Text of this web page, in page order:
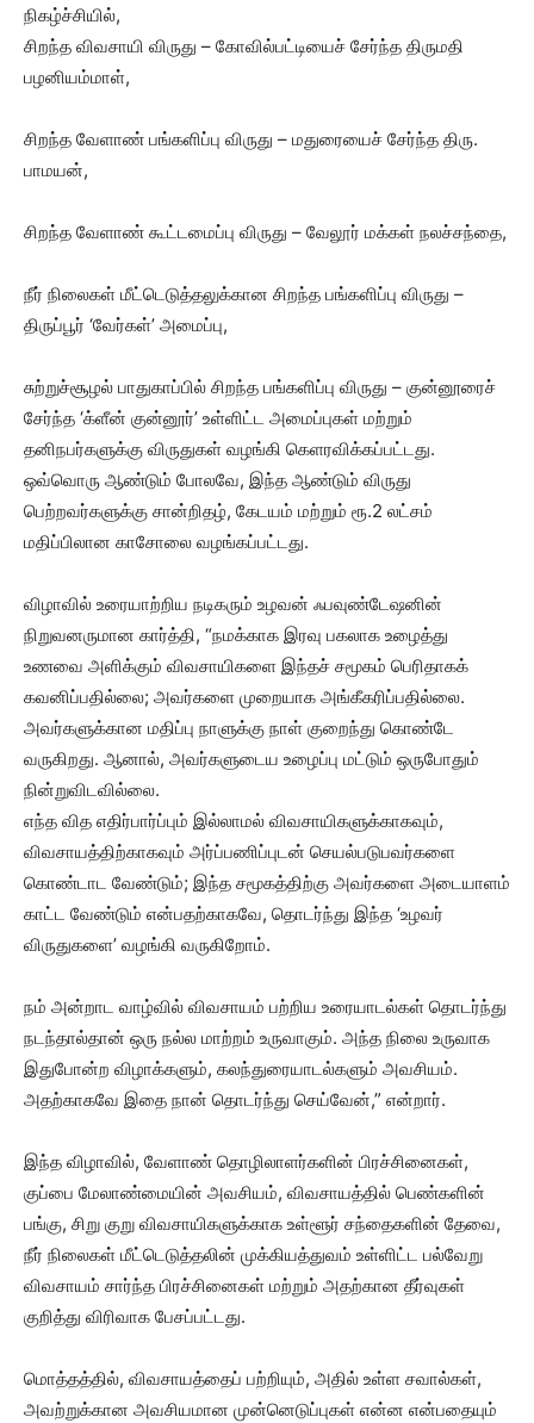
நிகழ்ச்சியில்,
சிறந்த விவசாயி விருது – கோவில்பட்டியைச் சேர்ந்த திருமதி
பழனியம்மாள்,
சிறந்த வேளாண் பங்களிப்பு விருது – மதுரையைச் சேர்ந்த திரு.
பாமயன்,
சிறந்த வேளாண் கூட்டமைப்பு விருது – வேலூர் மக்கள் நலச்சந்தை,
நீர் நிலைகள் மீட்டெடுத்தலுக்கான சிறந்த பங்களிப்பு விருது –
திருப்பூர் ‘வேர்கள்’ அமைப்பு,
சுற்றுச்சூழல் பாதுகாப்பில் சிறந்த பங்களிப்பு விருது – குன்னூரைச்
சேர்ந்த ‘க்ளீன் குன்னூர்’ உள்ளிட்ட அமைப்புகள் மற்றும்
தனிநபர்களுக்கு விருதுகள் வழங்கி கெளரவிக்கப்பட்டது.
ஒவ்வொரு ஆண்டும் போலவே, இந்த ஆண்டும் விருது
பெற்றவர்களுக்கு சான்றிதழ், கேடயம் மற்றும் ரூ.2 லட்சம்
மதிப்பிலான காசோலை வழங்கப்பட்டது.
விழாவில் உரையாற்றிய நடிகரும் உழவன் ஃபவுண்டேஷனின்
நிறுவனருமான கார்த்தி, “நமக்காக இரவு பகலாக உழைத்து
உணவை அளிக்கும் விவசாயிகளை இந்தச் சமூகம் பெரிதாகக்
கவனிப்பதில்லை; அவர்களை முறையாக அங்கீகரிப்பதில்லை.
அவர்களுக்கான மதிப்பு நாளுக்கு நாள் குறைந்து கொண்டே
வருகிறது. ஆனால், அவர்களுடைய உழைப்பு மட்டும் ஒருபோதும்
நின்றுவிடவில்லை.
எந்த வித எதிர்பார்ப்பும் இல்லாமல் விவசாயிகளுக்காகவும்,
விவசாயத்திற்காகவும் அர்ப்பணிப்புடன் செயல்படுபவர்களை
கொண்டாட வேண்டும்; இந்த சமூகத்திற்கு அவர்களை அடையாளம்
காட்ட வேண்டும் என்பதற்காகவே, தொடர்ந்து இந்த ‘உழவர்
விருதுகளை’ வழங்கி வருகிறோம்.
நம் அன்றாட வாழ்வில் விவசாயம் பற்றிய உரையாடல்கள் தொடர்ந்து
நடந்தால்தான் ஒரு நல்ல மாற்றம் உருவாகும். அந்த நிலை உருவாக
இதுபோன்ற விழாக்களும், கலந்துரையாடல்களும் அவசியம்.
அதற்காகவே இதை நான் தொடர்ந்து செய்வேன்,” என்றார்.
இந்த விழாவில், வேளாண் தொழிலாளர்களின் பிரச்சினைகள்,
குப்பை மேலாண்மையின் அவசியம், விவசாயத்தில் பெண்களின்
பங்கு, சிறு குறு விவசாயிகளுக்காக உள்ளூர் சந்தைகளின் தேவை,
நீர் நிலைகள் மீட்டெடுத்தலின் முக்கியத்துவம் உள்ளிட்ட பல்வேறு
விவசாயம் சார்ந்த பிரச்சினைகள் மற்றும் அதற்கான தீர்வுகள்
குறித்து விரிவாக பேசப்பட்டது.
மொத்தத்தில், விவசாயத்தைப் பற்றியும், அதில் உள்ள சவால்கள்,
அவற்றுக்கான அவசியமான முன்னெடுப்புகள் என்ன என்பதையும்